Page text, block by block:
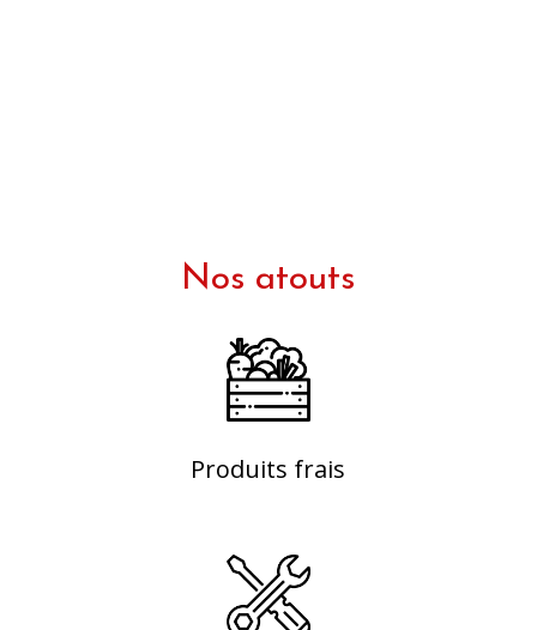
Nos atouts
Produits frais